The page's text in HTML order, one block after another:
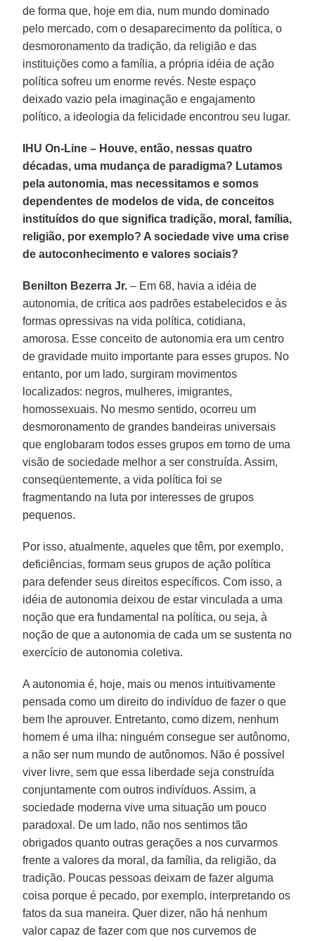
de forma que, hoje em dia, num mundo dominado
pelo mercado, com o desaparecimento da política, o
desmoronamento da tradição, da religião e das
instituições como a família, a própria idéia de ação
política sofreu um enorme revés. Neste espaço
deixado vazio pela imaginação e engajamento
político, a ideologia da felicidade encontrou seu lugar.
IHU On-Line – Houve, então, nessas quatro
décadas, uma mudança de paradigma? Lutamos
pela autonomia, mas necessitamos e somos
dependentes de modelos de vida, de conceitos
instituídos do que significa tradição, moral, família,
religião, por exemplo? A sociedade vive uma crise
de autoconhecimento e valores sociais?
Benilton Bezerra Jr. – Em 68, havia a idéia de
autonomia, de crítica aos padrões estabelecidos e às
formas opressivas na vida política, cotidiana,
amorosa. Esse conceito de autonomia era um centro
de gravidade muito importante para esses grupos. No
entanto, por um lado, surgiram movimentos
localizados: negros, mulheres, imigrantes,
homossexuais. No mesmo sentido, ocorreu um
desmoronamento de grandes bandeiras universais
que englobaram todos esses grupos em torno de uma
visão de sociedade melhor a ser construída. Assim,
conseqüentemente, a vida política foi se
fragmentando na luta por interesses de grupos
pequenos.
Por isso, atualmente, aqueles que têm, por exemplo,
deficiências, formam seus grupos de ação política
para defender seus direitos específicos. Com isso, a
idéia de autonomia deixou de estar vinculada a uma
noção que era fundamental na política, ou seja, à
noção de que a autonomia de cada um se sustenta no
exercício de autonomia coletiva.
A autonomia é, hoje, mais ou menos intuitivamente
pensada como um direito do indivíduo de fazer o que
bem lhe aprouver. Entretanto, como dizem, nenhum
homem é uma ilha: ninguém consegue ser autônomo,
a não ser num mundo de autônomos. Não é possível
viver livre, sem que essa liberdade seja construída
conjuntamente com outros indivíduos. Assim, a
sociedade moderna vive uma situação um pouco
paradoxal. De um lado, não nos sentimos tão
obrigados quanto outras gerações a nos curvarmos
frente a valores da moral, da família, da religião, da
tradição. Poucas pessoas deixam de fazer alguma
coisa porque é pecado, por exemplo, interpretando os
fatos da sua maneira. Quer dizer, não há nenhum
valor capaz de fazer com que nos curvemos de